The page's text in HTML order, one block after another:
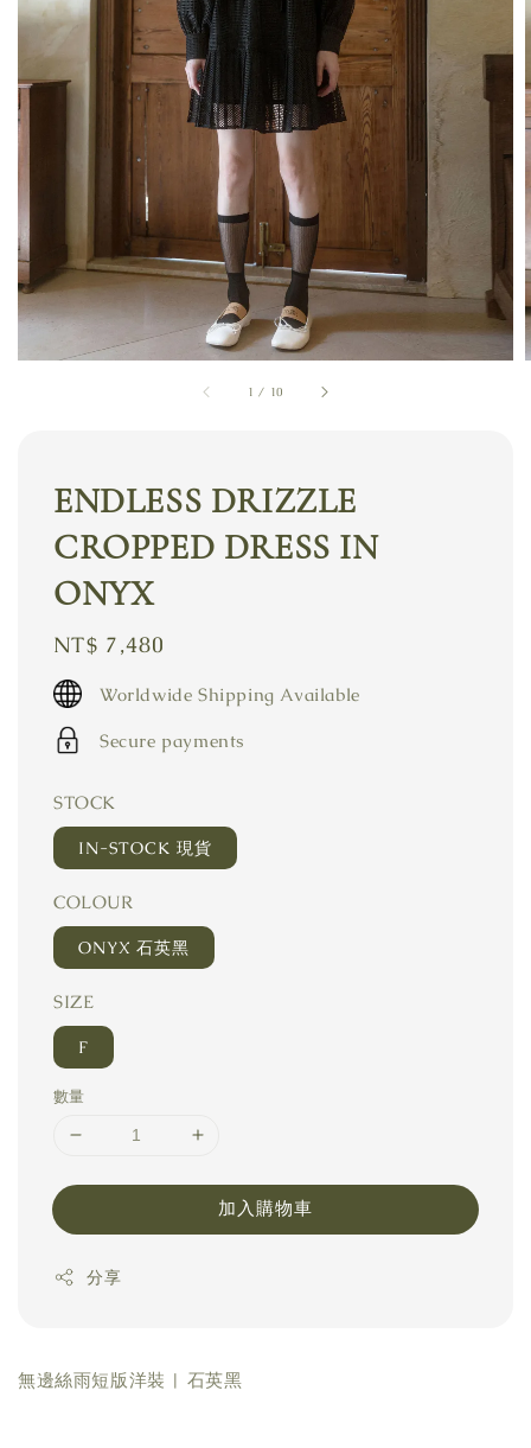
1 / 10
ENDLESS DRIZZLE
CROPPED DRESS IN
ONYX
Regular
price
NT$ 7,480
Worldwide Shipping Available
Secure payments
STOCK
IN-STOCK 現貨
COLOUR
ONYX 石英黑
SIZE
F
數量
加入購物車
分享
無邊絲雨短版洋裝 | 石英黑